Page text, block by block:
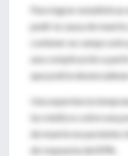
Para lograr
pedir la causa de
contener un campo
una complicación a
que podría
Una experiencia
los médicos sobre una
de muerte en pacientes
de respuesta del 89%.